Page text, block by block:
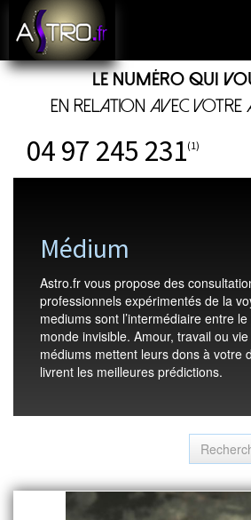
Le numéro qui
en relation avec
04 97 245 231(1)
Médium
Astro.fr vous propose des
professionnels expérimentés de la
mediums sont l’intermédiaire entre
monde invisible. Amour, travail ou
médiums mettent leurs dons à votre
livrent les meilleures prédictions.